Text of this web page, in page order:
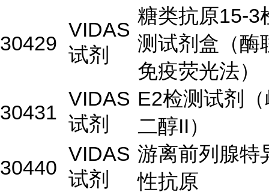
30429
VIDAS
试剂
糖类抗原15-3
测试剂盒（酶
免疫荧光法）
30431
VIDAS
试剂
E2检测试剂
二醇II）
30440
VIDAS
试剂
游离前列腺特
性抗原